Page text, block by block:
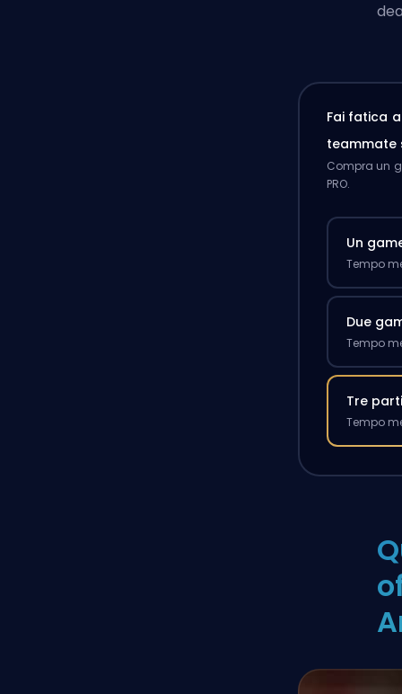
Fai fatica
teammate
Compra un
PRO.
Un
Tempo
Due
Tempo
Tre
Tempo